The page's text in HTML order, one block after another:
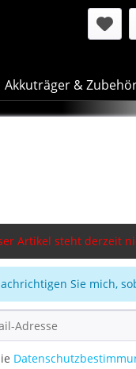
Akkuträger &
Artikel steht derzeit
Sie mich,